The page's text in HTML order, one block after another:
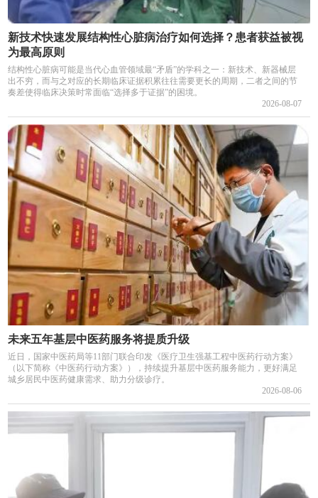
新技术快速发展结构性心脏病治疗如何选择？患者获益被视
为最高原则
结构性心脏病可能是当代心血管领域最“矛盾”的学科之一：新技术、新器械层
出不穷，而与之对应的长期临床证据积累往往需要更长的周期，二者之间的节
奏差使得临床决策时常面临“选择多于证据”的困境。
2026-08-07
未来五年基层中医药服务将提质升级
近日，国家中医药局等11部门联合印发《医疗卫生强基工程中医药行动方案》
（以下简称《中医药行动方案》），持续提升基层中医药服务能力，更好满足
城乡居民中医药健康需求、助力分级诊疗。
2026-08-06